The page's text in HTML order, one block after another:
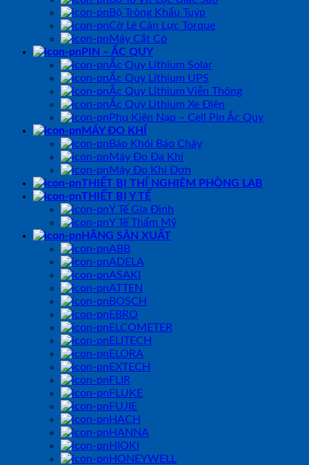
Bộ Tròng Khẩu Tuýp
Cờ Lê Cân Lực Torque
Máy Cắt Cỏ
PIN – ẮC QUY
Ắc Quy Lithium Solar
Ắc Quy Lithium UPS
Ắc Quy Lithium Viễn Thông
Ắc Quy Lithium Xe Điện
Phụ Kiện Nạp – Cell Pin Ắc Quy
MÁY ĐO KHÍ
Báo Khói Báo Cháy
Máy Đo Đa Khí
Máy Đo Khí Đơn
THIẾT BỊ THÍ NGHIỆM PHÒNG LAB
THIẾT BỊ Y TẾ
Y Tế Gia Đình
Y Tế Thẩm Mỹ
HÃNG SẢN XUẤT
ABB
ADELA
ASAKI
ATTEN
BOSCH
EBRO
ELCOMETER
ELITECH
ELORA
EXTECH
FLIR
FLUKE
FUJIE
HACH
HANNA
HIOKI
HONEYWELL